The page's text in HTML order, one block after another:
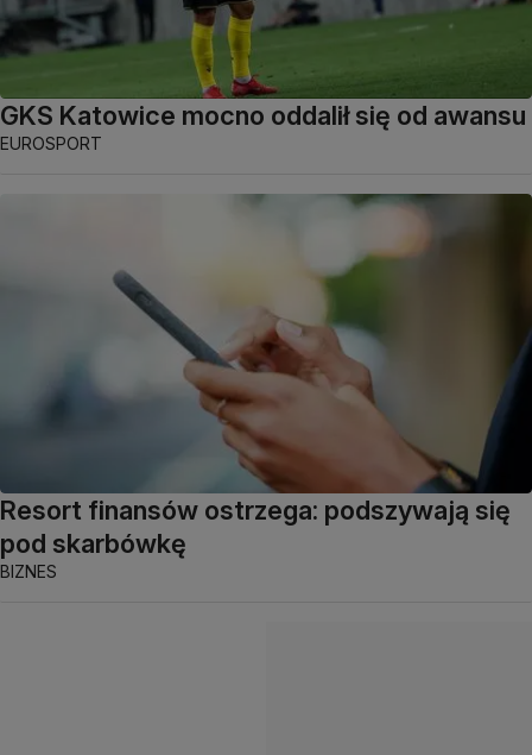
GKS Katowice mocno oddalił się od awansu
EUROSPORT
Resort finansów ostrzega: podszywają się
pod skarbówkę
BIZNES